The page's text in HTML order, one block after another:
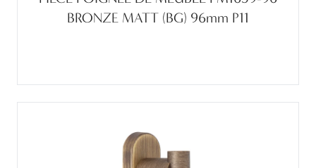
BRONZE MATT (BG) 96mm P11